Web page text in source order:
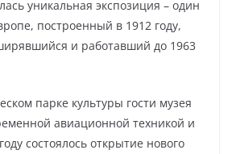
уникальная экспозиция – один
построенный в 1912 году,
и работавший до 1963
парке культуры гости музея
авиационной техникой и
состоялось открытие нового